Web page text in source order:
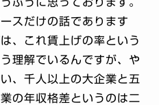
スだけの話であります
、これ賃上げの率という
理解でいるんですが、や
、千人以上の大企業と五
の年収格差というのは二